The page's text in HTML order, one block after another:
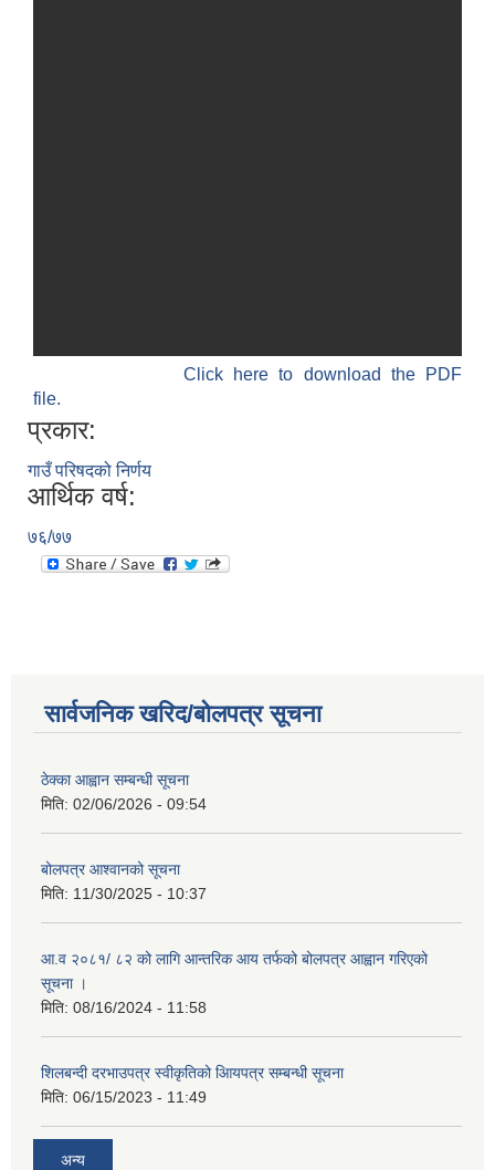
Click here to download the PDF
file.
प्रकार:
गाउँ परिषदको निर्णय
आर्थिक वर्ष:
७६/७७
सार्वजनिक खरिद/बोलपत्र सूचना
ठेक्का आह्वान सम्बन्धी सूचना
मिति: 02/06/2026 - 09:54
बोलपत्र आश्वानको सूचना
मिति: 11/30/2025 - 10:37
आ.व २०८१/ ८२ को लागि आन्तरिक आय तर्फको बोलपत्र आह्वान गरिएको
सूचना ।
मिति: 08/16/2024 - 11:58
शिलबन्दी दरभाउपत्र स्वीकृतिको आियपत्र सम्बन्धी सूचना
मिति: 06/15/2023 - 11:49
अन्य